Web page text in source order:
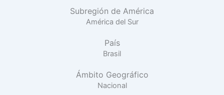
Subregión de América
América del Sur
País
Brasil
Ámbito Geográfico
Nacional